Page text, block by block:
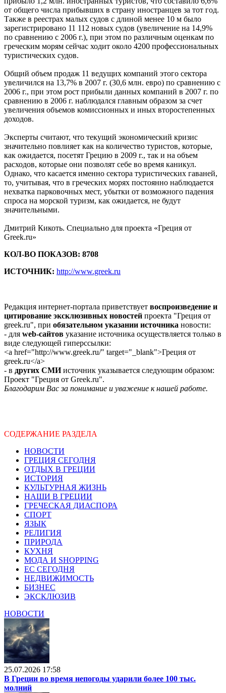
от общего числа прибывших в страну иностранцев за тот год.
Также в реестрах малых судов с длиной менее 10 м было
зарегистрировано 11 112 новых судов (увеличение на 14,9%
по сравнению с 2006 г.), при этом по различным оценкам по
греческим морям сейчас ходит около 4200 профессиональных
туристических судов.
Общий объем продаж 11 ведущих компаний этого сектора
увеличился на 13,7% в 2007 г. (30,6 млн. евро) по сравнению с
2006 г., при этом рост прибыли данных компаний в 2007 г. по
сравнению в 2006 г. наблюдался главным образом за счет
увеличения объемов комиссионных и иных второстепенных
доходов.
Эксперты считают, что текущий экономический кризис
значительно повлияет как на количество туристов, которые,
как ожидается, посетят Грецию в 2009 г., так и на объем
расходов, которые они позволят себе во время каникул.
Однако, что касается именно сектора туристических гаваней,
то, учитывая, что в греческих морях постоянно наблюдается
нехватка парковочных мест, убытки от возможного падения
спроса на морской туризм, как ожидается, не будут
значительными.
Дмитрий Кикоть. Специально для проекта «Греция от
Greek.ru»
КОЛ-ВО ПОКАЗОВ: 8708
ИСТОЧНИК: http://www.greek.ru
Редакция интернет-портала приветствует воспроизведение и
цитирование эксклюзивных новостей проекта "Греция от
greek.ru", при обязательном указании источника новости:
- для web-сайтов указание источника осуществляется только в
виде следующей гиперссылки:
<a href="http://www.greek.ru/" target="_blank">Греция от
greek.ru</a>
- в других СМИисточник указывается следующим образом:
Проект "Греция от Greek.ru".
Благодарим Вас за понимание и уважение к нашей работе.
СОДЕРЖАНИЕ РАЗДЕЛА
НОВОСТИ
ГРЕЦИЯ СЕГОДНЯ
ОТДЫХ В ГРЕЦИИ
ИСТОРИЯ
КУЛЬТУРНАЯ ЖИЗНЬ
НАШИ В ГРЕЦИИ
ГРЕЧЕСКАЯ ДИАСПОРА
СПОРТ
ЯЗЫК
РЕЛИГИЯ
ПРИРОДА
КУХНЯ
МОДА И SHOPPING
ЕС СЕГОДНЯ
НЕДВИЖИМОСТЬ
БИЗНЕС
ЭКСКЛЮЗИВ
НОВОСТИ
25.07.2026 17:58
В Греции во время непогоды ударили более 100 тыс.
молний